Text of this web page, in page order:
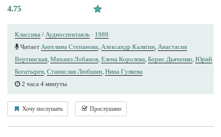
4.75
Классика / Аудиоспектакль · 1989
Читает Ангелина Степанова, Александр Калягин, Анастасия
Вертинская, Михаил Лобанов, Елена Королева, Борис Дьяченко, Юрий
Богатырев, Станислав Любшин, Нина Гуляева
2 часа 4 минуты
Хочу послушать Прослушано